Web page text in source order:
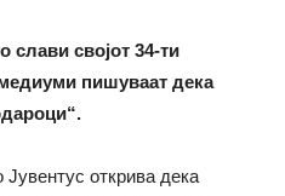
слави својот 34-ти
пишуваат дека
Јувентус открива дека